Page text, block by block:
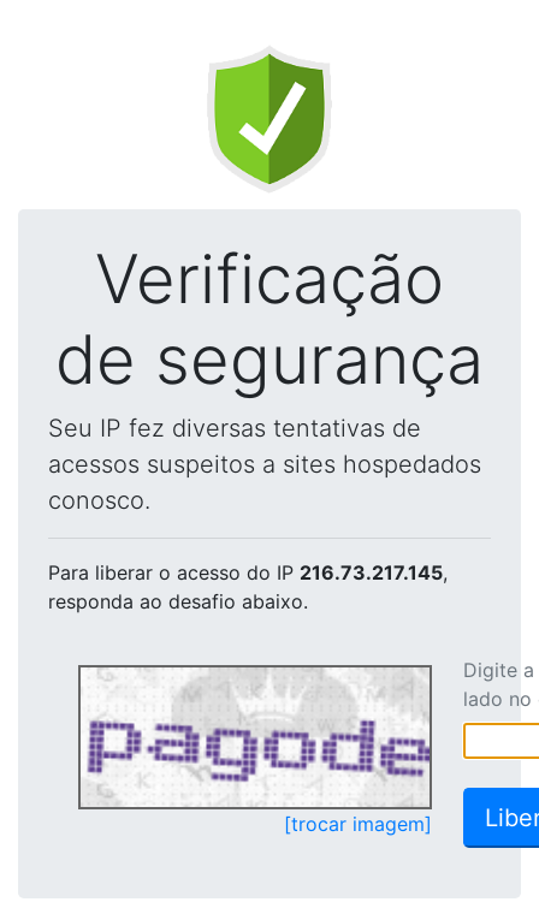
Verificação
de segurança
Seu IP fez diversas tentativas de
acessos suspeitos a sites hospedados
conosco.
Para liberar o acesso do IP 216.73.217.145,
responda ao desafio abaixo.
[trocar imagem]
Digite
lado no